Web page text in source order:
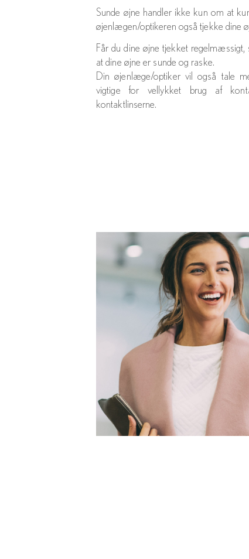
Sunde øjne handler ikke kun om at
øjenlægen/optikeren også tjekke dine
Får du dine øjne tjekket
at dine øjne er sunde og raske.
Din øjenlæge/optiker vil også tale
vigtige for vellykket brug af
kontaktlinserne.